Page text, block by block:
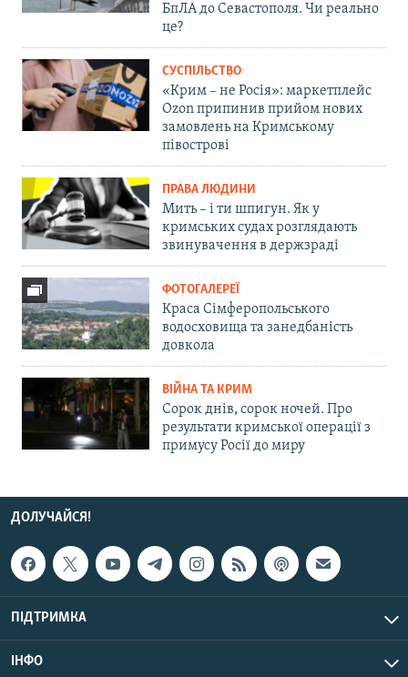
БпЛА до Севастополя. Чи реально
це?
СУСПІЛЬСТВО
«Крим – не Росія»: маркетплейс
Ozon припинив прийом нових
замовлень на Кримському
півострові
ПРАВА ЛЮДИНИ
Мить – і ти шпигун. Як у
кримських судах розглядають
звинувачення в держзраді
ФОТОГАЛЕРЕЇ
Краса Сімферопольського
водосховища та занедбаність
довкола
ВІЙНА ТА КРИМ
Сорок днів, сорок ночей. Про
результати кримської операції з
примусу Росії до миру
ДОЛУЧАЙСЯ!
ПІДТРИМКА
ІНФО